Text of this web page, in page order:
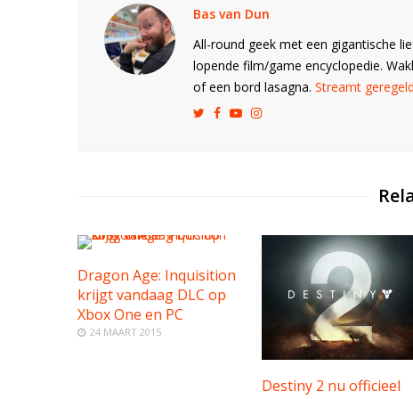
Bas van Dun
All-round geek met een gigantische
lopende film/game encyclopedie.
of een bord lasagna. Streamt
Dragon Age: Inquisition
krijgt vandaag DLC op
Xbox One en PC
24 MAART 2015
Destiny 2 nu officieel